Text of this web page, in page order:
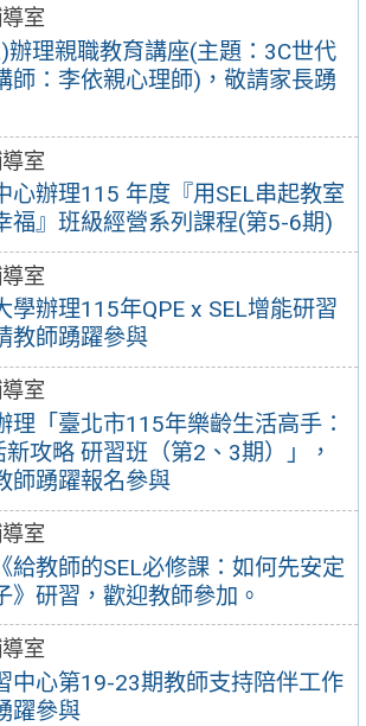
室
理親職教育講座(主題：3C世代
師：李依親心理師)，敬請家長踴
室
心辦理115 年度『用SEL串起教室
福』班級經營系列課程(第5-6期)
室
學辦理115年QPE x SEL增能研習
教師踴躍參與
室
理「臺北市115年樂齡生活高手：
攻略 研習班（第2、3期）」，
師踴躍報名參與
室
給教師的SEL必修課：如何先安定
》研習，歡迎教師參加。
室
中心第19-23期教師支持陪伴工作
躍參與